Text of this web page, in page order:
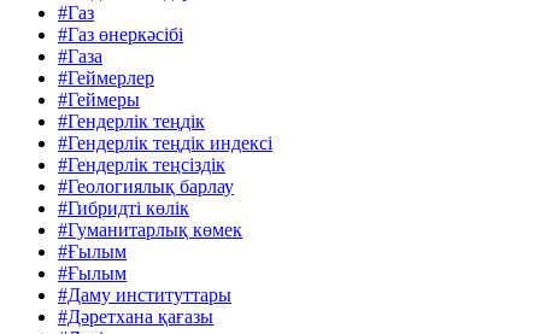
#Газ
#Газ өнеркәсібі
#Газа
#Геймерлер
#Геймеры
#Гендерлік теңдік
#Гендерлік теңдік индексі
#Гендерлік теңсіздік
#Геологиялық барлау
#Гибридті көлік
#Гуманитарлық көмек
#Ғылым
#Ғылым
#Даму институттары
#Дәретхана қағазы